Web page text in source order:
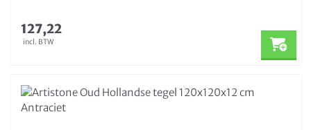
127,22
incl. BTW